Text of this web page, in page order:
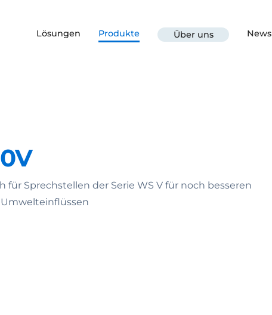
Lösungen Produkte Über uns News
für Sprechstellen der Serie WS V für noch besseren